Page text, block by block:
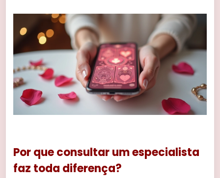
Por que consultar um especialista
faz toda diferença?